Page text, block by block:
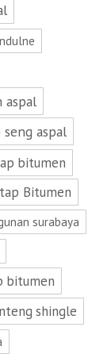
aspal
seng aspal
bitumen
Bitumen
surabaya
bitumen
shingle